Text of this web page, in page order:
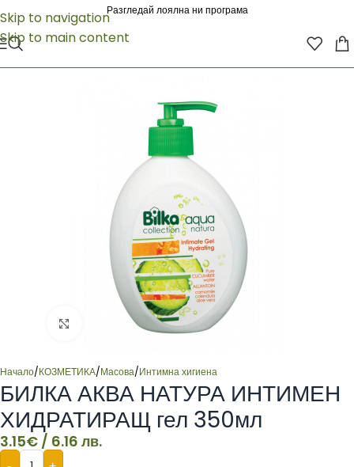
Skip to navigation
Skip to main content
Разгледай лоялна ни програма
Click to enlarge
Начало/КОЗМЕТИКА/Масова/Интимна хигиена
БИЛКА АКВА НАТУРА ИНТИМЕН
ХИДРАТИРАЩ гел 350мл
3.15€ / 6.16 лв.